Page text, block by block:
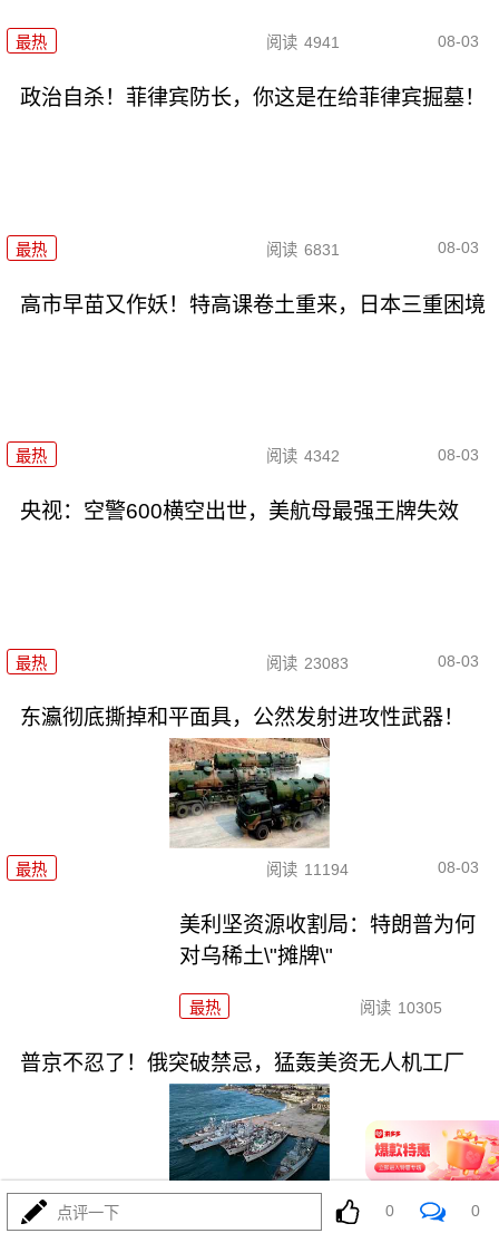
最热 阅读 4941 08-03
政治自杀！菲律宾防长，你这是在给菲律宾掘墓！
最热 阅读 6831 08-03
高市早苗又作妖！特高课卷土重来，日本三重困境
最热 阅读 4342 08-03
央视：空警600横空出世，美航母最强王牌失效
最热 阅读 23083 08-03
东瀛彻底撕掉和平面具，公然发射进攻性武器！
最热 阅读 11194 08-03
美利坚资源收割局：特朗普为何
对乌稀土\"摊牌\"
最热 阅读 10305
普京不忍了！俄突破禁忌，猛轰美资无人机工厂
最热 8759 08-03
点评一下 0 0